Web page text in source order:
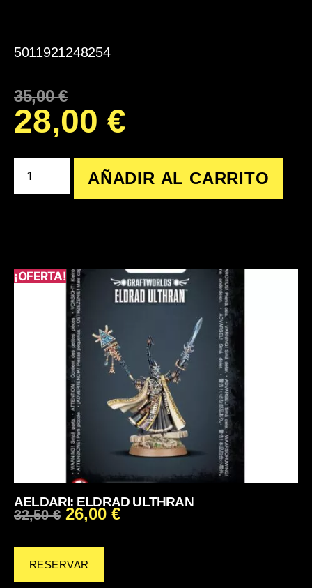
5011921248254
35,00€
28,00 €
AÑADIR AL CARRITO
¡OFERTA!
AELDARI: ELDRAD ULTHRAN
32,50€ 26,00 €
RESERVAR